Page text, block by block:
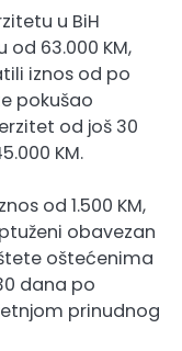
u BiH
63.000 KM,
iznos od po
pokušao
od još 30
KM.
od 1.500 KM,
obavezan
oštećenima
dana po
prinudnog